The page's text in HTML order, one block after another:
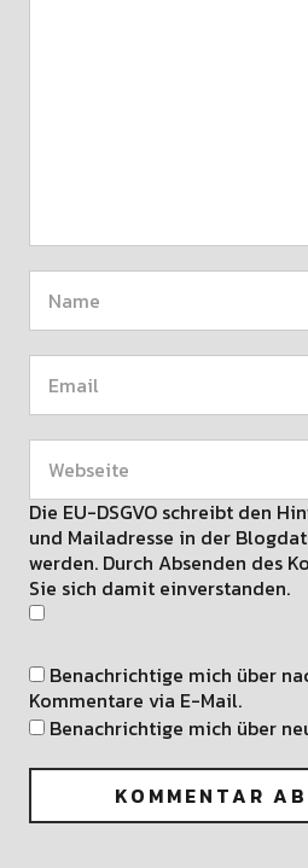
Die EU-DSGVO schreibt den
und Mailadresse in der
werden. Durch Absenden des
Sie sich damit einverstanden.
Benachrichtige mich über
Kommentare via E-Mail.
Benachrichtige mich über